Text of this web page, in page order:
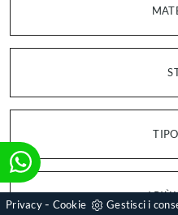
I PIÙ
Privacy- Cookie Gestisci i